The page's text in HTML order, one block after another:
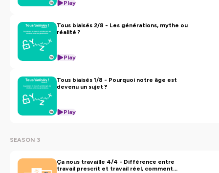
Play
Tous biaisés 2/8 - Les générations, mythe ou
réalité ?
Play
Tous biaisés 1/8 - Pourquoi notre âge est
devenu un sujet ?
Play
SEASON 3
Ça nous travaille 4/4 - Différence entre
travail prescrit et travail réel, comment